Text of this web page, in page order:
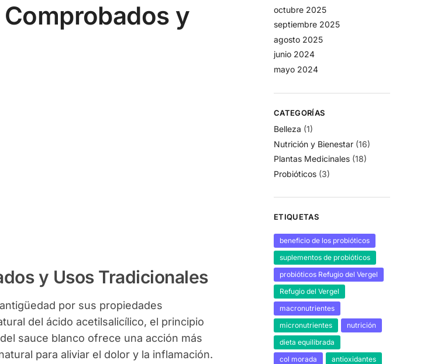
y
y Usos Tradicionales
por sus propiedades
del ácido acetilsalicílico, el principio
sauce blanco ofrece una acción más
para aliviar el dolor y la inflamación.
octubre 2025
septiembre 2025
agosto 2025
junio 2024
mayo 2024
CATEGORÍAS
Belleza (1)
Nutrición y Bienestar (16)
Plantas Medicinales (18)
Probióticos (3)
ETIQUETAS
beneficio de los probióticos
suplementos de probióticos
probióticos Refugio del Vergel
Refugio del Vergel
macronutrientes
micronutrientes
nutrición
dieta equilibrada
col morada
antioxidantes